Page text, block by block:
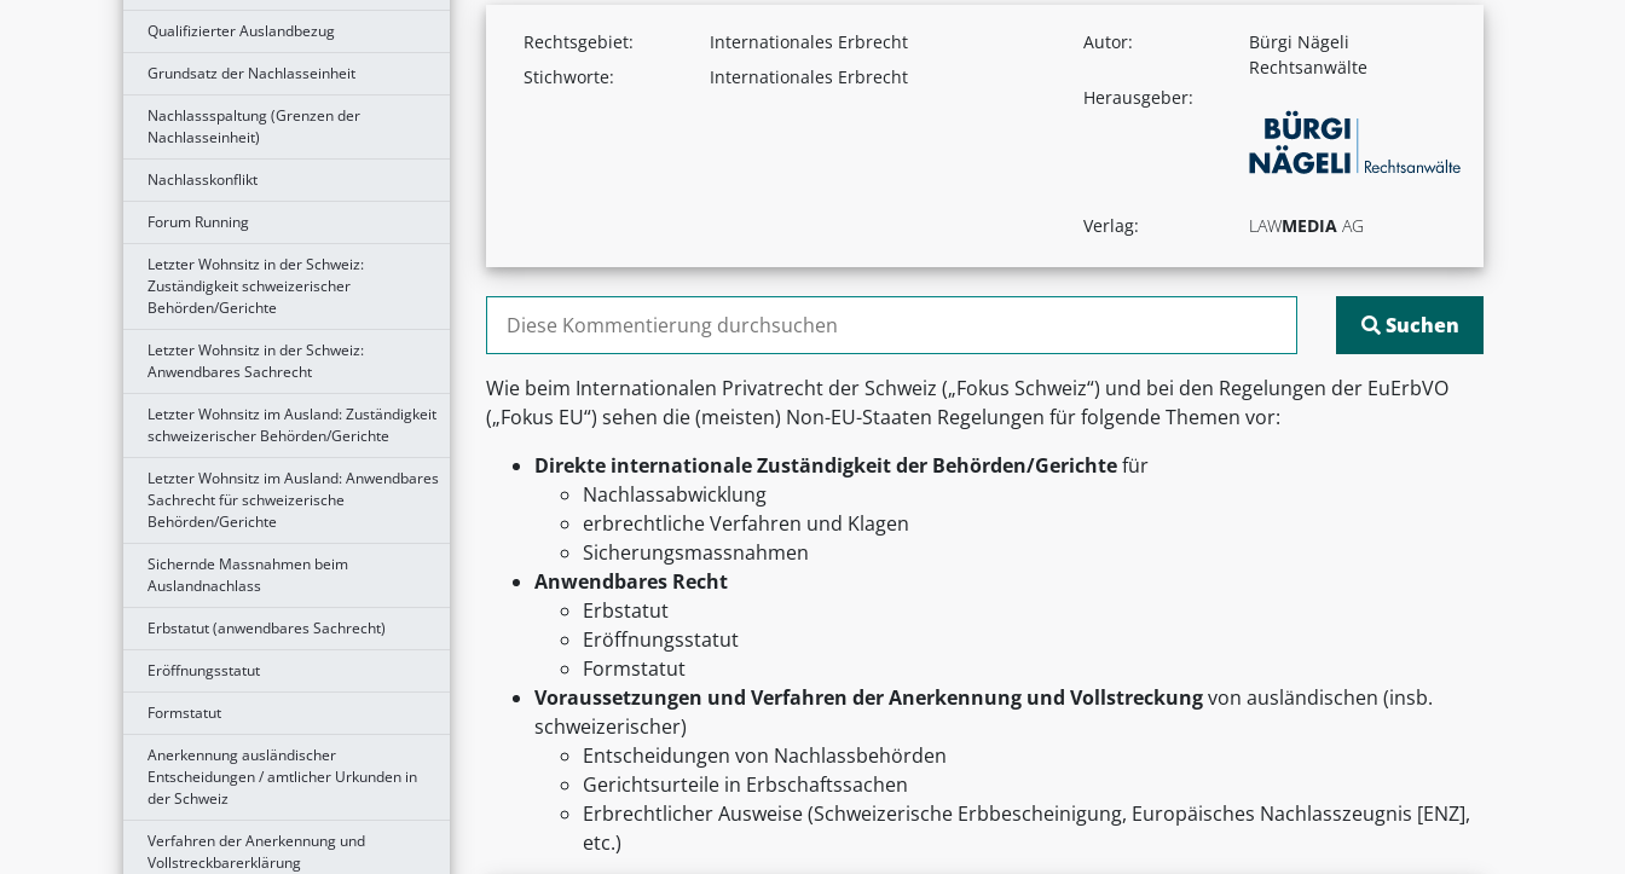
Qualifizierter Auslandbezug
Grundsatz der Nachlasseinheit
Nachlassspaltung (Grenzen der
Nachlasseinheit)
Nachlasskonflikt
Forum Running
Letzter Wohnsitz in der Schweiz:
Zuständigkeit schweizerischer
Behörden/Gerichte
Letzter Wohnsitz in der Schweiz:
Anwendbares Sachrecht
Letzter Wohnsitz im Ausland: Zuständigkeit
schweizerischer Behörden/Gerichte
Letzter Wohnsitz im Ausland: Anwendbares
Sachrecht für schweizerische
Behörden/Gerichte
Sichernde Massnahmen beim
Auslandnachlass
Erbstatut (anwendbares Sachrecht)
Eröffnungsstatut
Formstatut
Anerkennung ausländischer
Entscheidungen / amtlicher Urkunden in
der Schweiz
Verfahren der Anerkennung und
Vollstreckbarerklärung
Rechtsgebiet:
Internationales Erbrecht
Stichworte:
Internationales Erbrecht
Autor:
Bürgi Nägeli
Rechtsanwälte
Herausgeber:
Verlag: LAWMEDIA AG
Suchen nach:
Wie beim Internationalen Privatrecht der Schweiz („Fokus Schweiz“) und bei den Regelungen der EuErbVO
(„Fokus EU“) sehen die (meisten) Non-EU-Staaten Regelungen für folgende Themen vor:
Direkte internationale Zuständigkeit der Behörden/Gerichtefür
Nachlassabwicklung
erbrechtliche Verfahren und Klagen
Sicherungsmassnahmen
Anwendbares Recht
Erbstatut
Eröffnungsstatut
Formstatut
Voraussetzungen und Verfahren der Anerkennung und Vollstreckungvon ausländischen (insb.
schweizerischer)
Entscheidungen von Nachlassbehörden
Gerichtsurteile in Erbschaftssachen
Erbrechtlicher Ausweise (Schweizerische Erbbescheinigung, Europäisches Nachlasszeugnis [ENZ],
etc.)